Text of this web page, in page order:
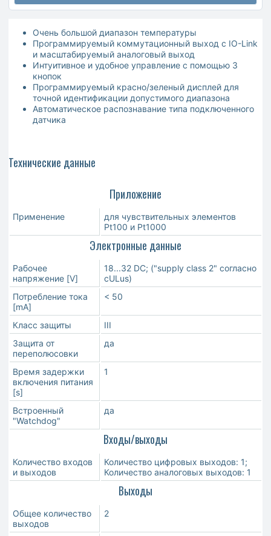
Очень большой диапазон температуры
Программируемый коммутационный выход с IO-Link
и масштабируемый аналоговый выход
Интуитивное и удобное управление с помощью 3
кнопок
Программируемый красно/зеленый дисплей для
точной идентификации допустимого диапазона
Автоматическое распознавание типа подключенного
датчика
Технические данные
Приложение
Применение
для чувствительных элементов
Pt100 и Pt1000
Электронные данные
Рабочее
напряжение [V]
18...32 DC; ("supply class 2" согласно
cULus)
Потребление тока
[mA]
< 50
Класс защиты
III
Защита от
переполюсовки
да
Время задержки
включения питания
[s]
1
Встроенный
"Watchdog"
да
Входы/выходы
Количество входов
и выходов
Количество цифровых выходов: 1;
Количество аналоговых выходов: 1
Выходы
Общее количество
выходов
2